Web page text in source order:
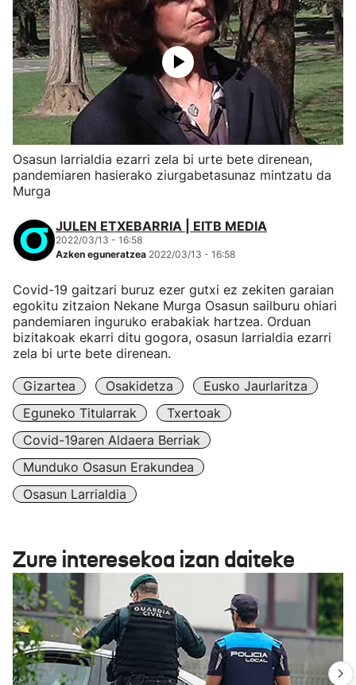
Osasun larrialdia ezarri zela bi urte bete direnean,
pandemiaren hasierako ziurgabetasunaz mintzatu da
Murga
JULEN ETXEBARRIA | EITB MEDIA
2022/03/13 - 16:58
Azken eguneratzea 2022/03/13 - 16:58
Covid-19 gaitzari buruz ezer gutxi ez zekiten garaian
egokitu zitzaion Nekane Murga Osasun sailburu ohiari
pandemiaren inguruko erabakiak hartzea. Orduan
bizitakoak ekarri ditu gogora, osasun larrialdia ezarri
zela bi urte bete direnean.
Gizartea Osakidetza
Eusko Jaurlaritza
Eguneko Titularrak
Txertoak
Covid-19aren Aldaera Berriak
Munduko Osasun Erakundea
Osasun Larrialdia
Zure interesekoa izan daiteke